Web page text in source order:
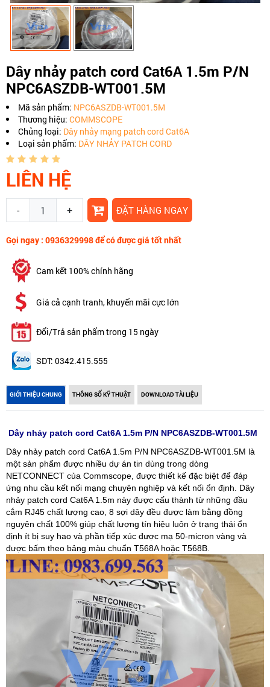
Dây nhảy patch cord Cat6A 1.5m P/N
NPC6ASZDB-WT001.5M
Mã sản phẩm: NPC6ASZDB-WT001.5M
Thương hiệu: COMMSCOPE
Chủng loại: Dây nhảy mạng patch cord Cat6A
Loại sản phẩm: DÂY NHẢY PATCH CORD
LIÊN HỆ
- + ĐẶT HÀNG NGAY
Gọi ngay : 0936329998 để có được giá tốt nhất
Cam kết 100% chính hãng
Giá cả cạnh tranh, khuyến mãi cực lớn
Đổi/Trả sản phẩm trong 15 ngày
SDT: 0342.415.555
GIỚI THIỆU CHUNG THÔNG SỐ KỸ THUẬT DOWNLOAD TÀI LIỆU
Dây nhảy patch cord Cat6A 1.5m P/N NPC6ASZDB-WT001.5M
Dây nhảy patch cord Cat6A 1.5m P/N NPC6ASZDB-WT001.5M là
một sản phẩm được nhiều dự án tin dùng trong dòng
NETCONNECT của Commscope, được thiết kế đặc biệt để đáp
ứng nhu cầu kết nối mạng chuyên nghiệp và kết nối ổn định. Dây
nhảy patch cord Cat6A 1.5m này được cấu thành từ những đầu
cắm RJ45 chất lượng cao, 8 sợi dây đều được làm bằng đồng
nguyên chất 100% giúp chất lượng tín hiệu luôn ở trạng thái ổn
định ít bị suy hao và phần tiếp xúc được mạ 50-micron vàng và
được bấm theo bảng màu chuẩn T568A hoặc T568B.